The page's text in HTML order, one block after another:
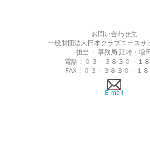
お問い合わせ先
一般財団法人日本クラブユースサ
担当： 事務局 江崎・増
電話：０３－３８３０－１
FAX：０３－３８３０－１
E-mail